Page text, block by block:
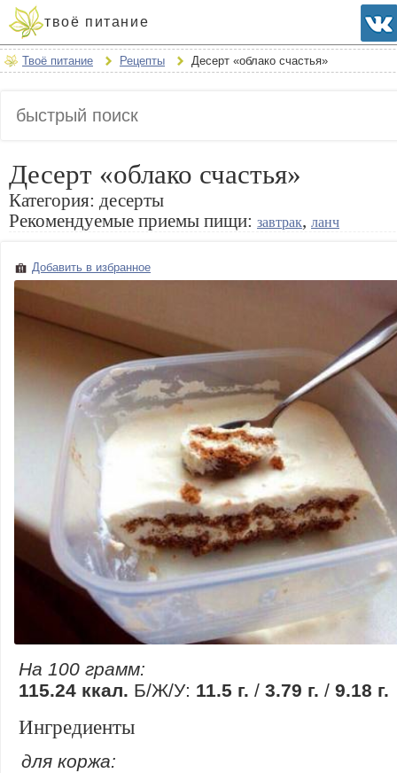
твоё питание
Твоё питание Рецепты Десерт «облако счастья»
Десерт «облако счастья»
Категория: десерты
Рекомендуемые приемы пищи: завтрак, ланч
Добавить в избранное
На 100 грамм:
115.24 ккал. Б/Ж/У: 11.5 г. / 3.79 г. / 9.18 г.
Ингредиенты
для коржа: